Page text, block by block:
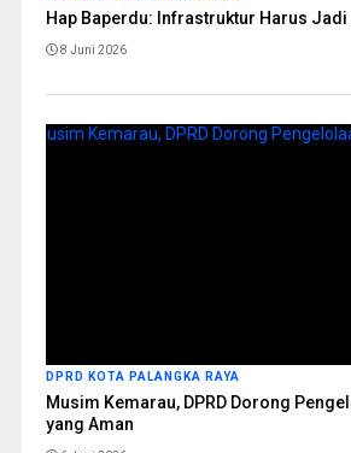
Hap Baperdu: Infrastruktur Harus Jadi
8 Juni 2026
DPRD KOTA PALANGKA RAYA
Musim Kemarau, DPRD Dorong
yang Aman